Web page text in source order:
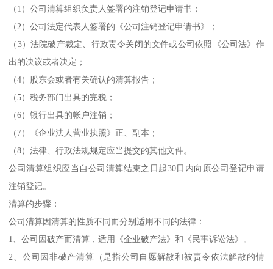
（1）公司清算组织负责人签署的注销登记申请书；
（2）公司法定代表人签署的《公司注销登记申请书》；
（3）法院破产裁定、行政责令关闭的文件或公司依照《公司法》作
出的决议或者决定；
（4）股东会或者有关确认的清算报告；
（5）税务部门出具的完税；
（6）银行出具的帐户注销；
（7）《企业法人营业执照》正、副本；
（8）法律、行政法规规定应当提交的其他文件。
公司清算组织应当自公司清算结束之日起30日内向原公司登记申请
注销登记。
清算的步骤：
公司清算因清算的性质不同而分别适用不同的法律：
1、公司因破产而清算，适用《企业破产法》和《民事诉讼法》。
2、公司因非破产清算（是指公司自愿解散和被责令依法解散的情